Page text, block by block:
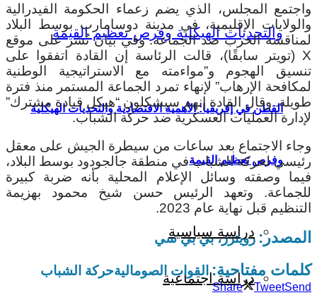
القطن في إفريقيا: الأهمية الاقتصادية والتحديات الهيكلية
وفرص تعظيم القيمة
دراسة سياسية
دراسة اجتماعية
واجتمع المجلس، الذي يضم زعماء الحكومة الفيدرالية
والولايات الإقليمية، في مدينة دوسامارب بوسط البلاد
لمناقشة الحرب ضد الجماعة. وفي بيان نُشر على موقع
X (تويتر سابقًا)، قالت الرئاسة إن القادة اتفقوا على
تنسيق الهجوم و”مواءمته مع الاستراتيجية الوطنية
لمكافحة الإرهاب” لإنهاء تمرد الجماعة المستمر منذ فترة
طويلة. وقال القادة إنهم سيشكلون “هيكل قيادة مشترك”
لإدارة العمليات العسكرية ضد حركة الشباب.
وجاء الاجتماع بعد ساعات من سيطرة الجيش على معقل
رئيسي لحركة الشباب في منطقة جالجودود بوسط البلاد،
فيما وصفته وسائل الإعلام المحلية بأنه ضربة كبيرة
للجماعة. وتعهد الرئيس حسن شيخ محمود بهزيمة
التنظيم قبل نهاية عام 2023.
المصدر: رويترز، بي بي سي
كلمات مفتاحية: القوات الصوماليةحركة الشباب
Share TweetSend